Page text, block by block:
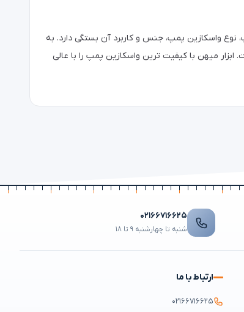
نوع واسکازین پمپ، جنس و کاربرد آن بستگی دارد. به
ابزار میهن با کیفیت ترین واسکازین پمپ را با عالی
۰۲۱۶۶۷۱۶۶۲۵
شنبه تا چهارشنبه ۹ تا ۱۸
ارتباط با ما
۰۲۱۶۶۷۱۶۶۲۵